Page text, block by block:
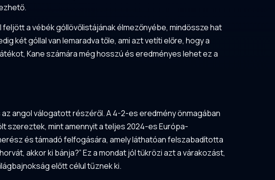
a vébék góllövőlistájának élmezőnyébe, mindössze hat
két góllal van lemaradva tőle, ami azt vetíti előre, hogy a
Kane számára még hosszú és eredményes lehet ez a
angol válogatott részéről. A 4-2-es eredmény önmagában
szereztek, mint amennyit a teljes 2024-es Európa-
és támadó felfogására, amely láthatóan felszabadította
akkor ki bánja?” Ez a mondat jól tükrözi azt a várakozást,
előtt célul tűznek ki.